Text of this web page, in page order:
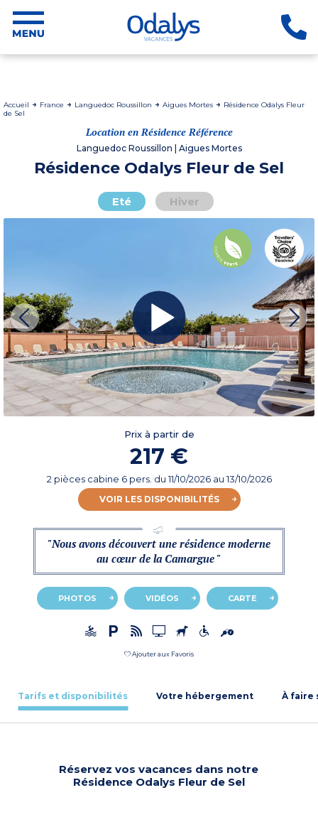
Accueil France Languedoc Roussillon Aigues Mortes
Résidence Odalys Fleur
de Sel
Location en Résidence Référence
Languedoc Roussillon | Aigues Mortes
Résidence Odalys Fleur de Sel
Eté Hiver
Prix à partir de
217 €
2 pièces cabine 6 pers. du11/10/2026au 13/10/2026
VOIR LES DISPONIBILITÉS
"Nous avons découvert une résidence moderne
au cœur de la Camargue "
PHOTOS VIDÉOS CARTE
Ajouter aux Favoris
Tarifs et disponibilités Votre hébergement À faire
Réservez vos vacances dans notre
Résidence Odalys Fleur de Sel